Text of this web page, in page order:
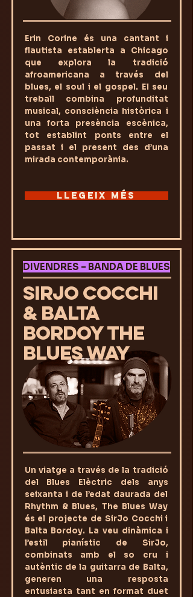
Erin Corine és una cantant i
flautista establerta a Chicago
que explora la tradició
afroamericana a través del
blues, el soul i el gospel. El seu
treball combina profunditat
musical, consciència històrica i
una forta presència escènica,
tot establint ponts entre el
passat i el present des d’una
mirada contemporània.
LLEGEIX MÉS
DIVENDRES – BANDA DE BLUES
SIRJO COCCHI
& BALTA
BORDOY THE
BLUES WAY
Un viatge a través de la tradició
del Blues Elèctric dels anys
seixanta i de l’edat daurada del
Rhythm & Blues, The Blues Way
és el projecte de SirJo Cocchi i
Balta Bordoy. La veu dinàmica i
l’estil pianístic de SirJo,
combinats amb el so cru i
autèntic de la guitarra de Balta,
generen una resposta
entusiasta tant en format duet